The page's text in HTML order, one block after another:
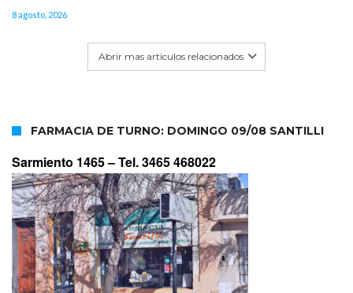
8 agosto, 2026
Abrir mas artículos relacionados
FARMACIA DE TURNO: DOMINGO 09/08 SANTILLI
Sarmiento 1465 –Tel. 3465 468022